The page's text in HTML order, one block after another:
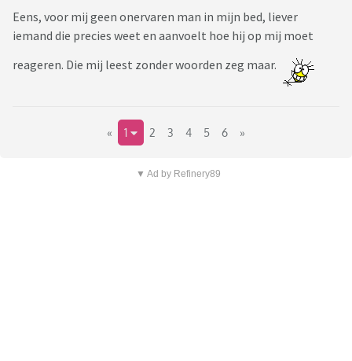
Eens, voor mij geen onervaren man in mijn bed, liever
iemand die precies weet en aanvoelt hoe hij op mij moet
reageren. Die mij leest zonder woorden zeg maar.
« 1 2 3 4 5 6 »
▼ Ad by Refinery89